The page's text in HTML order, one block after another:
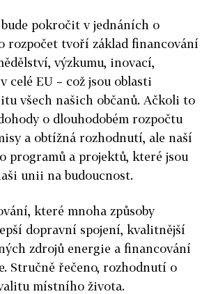
pokročit v jednáních o
rozpočet tvoří základ financování
výzkumu, inovací,
EU – což jsou oblasti
všech našich občanů. Ačkoli to
o dlouhodobém rozpočtu
a obtížná rozhodnutí, ale naší
programů a projektů, které jsou
unii na budoucnost.
které mnoha způsoby
dopravní spojení, kvalitnější
zdrojů energie a financování
Stručně řečeno, rozhodnutí o
místního života.